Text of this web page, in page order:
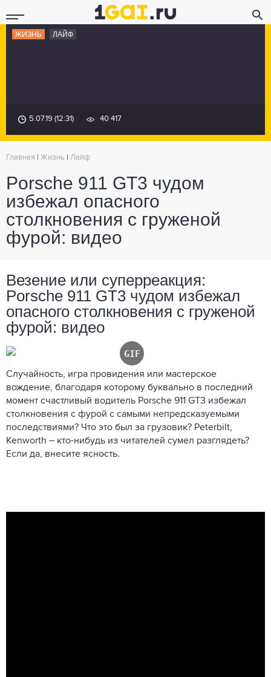
ЖИЗНЬ ЛАЙФ
5.07.19 (12:31) 40 417
Главная Жизнь Лайф
Porsche 911 GT3 чудом
избежал опасного
столкновения с груженой
фурой: видео
Везение или суперреакция:
Porsche 911 GT3 чудом избежал
опасного столкновения с груженой
фурой: видео
Случайность, игра провидения или мастерское
вождение, благодаря которому буквально в последний
момент счастливый водитель Porsche 911 GT3 избежал
столкновения с фурой с самыми непредсказуемыми
последствиями? Что это был за грузовик? Peterbilt,
Kenworth – кто-нибудь из читателей сумел разглядеть?
Если да, внесите ясность.